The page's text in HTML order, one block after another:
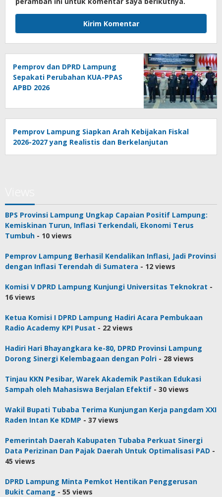
Pemprov dan DPRD Lampung
Sepakati Perubahan KUA-PPAS
APBD 2026
Pemprov Lampung Siapkan Arah Kebijakan Fiskal
2026-2027 yang Realistis dan Berkelanjutan
BPS Provinsi Lampung Ungkap Capaian Positif Lampung:
Kemiskinan Turun, Inflasi Terkendali, Ekonomi Terus
Tumbuh - 10 views
Pemprov Lampung Berhasil Kendalikan Inflasi, Jadi Provinsi
dengan Inflasi Terendah di Sumatera - 12 views
Komisi V DPRD Lampung Kunjungi Universitas Teknokrat -
16 views
Ketua Komisi I DPRD Lampung Hadiri Acara Pembukaan
Radio Academy KPI Pusat - 22 views
Hadiri Hari Bhayangkara ke-80, DPRD Provinsi Lampung
Dorong Sinergi Kelembagaan dengan Polri - 28 views
Tinjau KKN Pesibar, Warek Akademik Pastikan Edukasi
Sampah oleh Mahasiswa Berjalan Efektif - 30 views
Wakil Bupati Tubaba Terima Kunjungan Kerja pangdam XXI
Raden Intan Ke KDMP - 37 views
Pemerintah Daerah Kabupaten Tubaba Perkuat Sinergi
Data Perizinan Dan Pajak Daerah Untuk Optimalisasi PAD -
45 views
DPRD Lampung Minta Pemkot Hentikan Penggerusan
Bukit Camang - 55 views